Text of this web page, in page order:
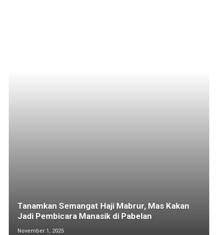
Tanamkan Semangat Haji Mabrur, Mas Kakan
Jadi Pembicara Manasik di Pabelan
November 1, 2025